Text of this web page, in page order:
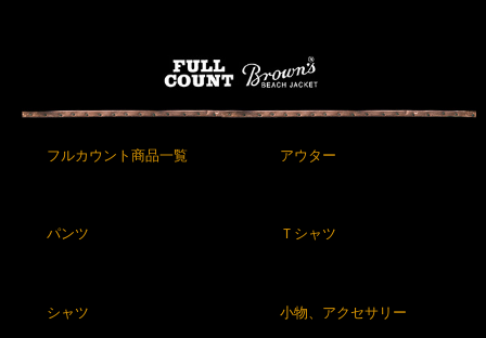
フルカウント商品一覧 アウター
パンツ Ｔシャツ
シャツ 小物、アクセサリー